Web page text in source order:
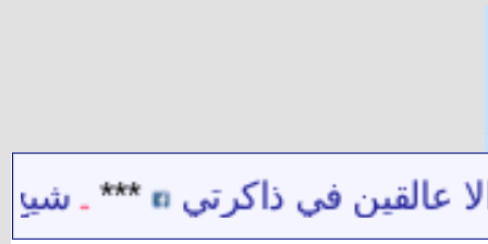
*** شيخ الشيعة حيدر